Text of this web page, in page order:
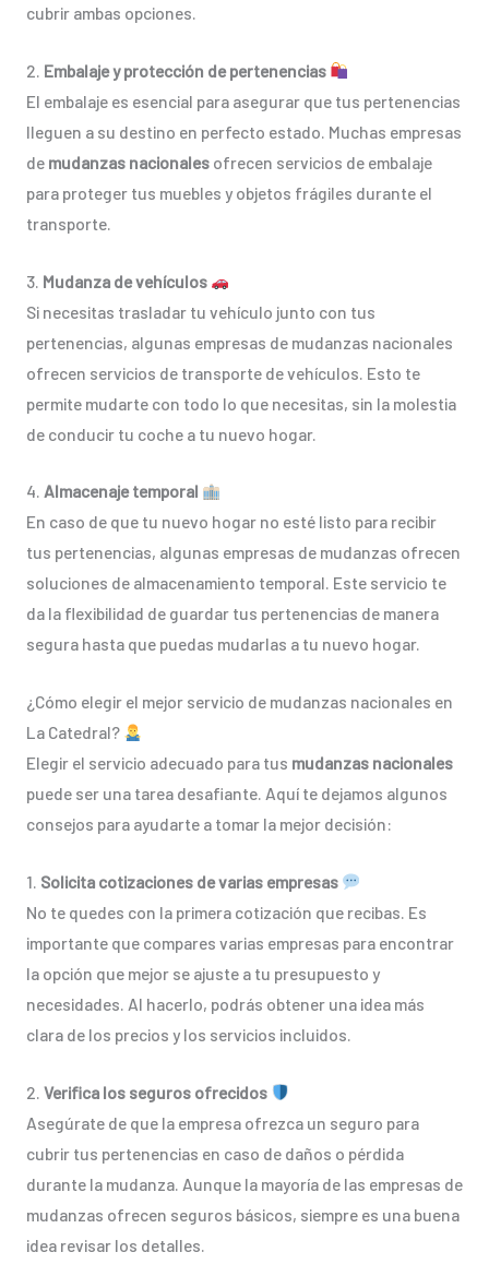
cubrir ambas opciones.
2. Embalaje y protección de pertenencias
El embalaje es esencial para asegurar que tus pertenencias
lleguen a su destino en perfecto estado. Muchas empresas
de mudanzas nacionalesofrecen servicios de embalaje
para proteger tus muebles y objetos frágiles durante el
transporte.
3. Mudanza de vehículos
Si necesitas trasladar tu vehículo junto con tus
pertenencias, algunas empresas de mudanzas nacionales
ofrecen servicios de transporte de vehículos. Esto te
permite mudarte con todo lo que necesitas, sin la molestia
de conducir tu coche a tu nuevo hogar.
4. Almacenaje temporal
En caso de que tu nuevo hogar no esté listo para recibir
tus pertenencias, algunas empresas de mudanzas ofrecen
soluciones de almacenamiento temporal. Este servicio te
da la flexibilidad de guardar tus pertenencias de manera
segura hasta que puedas mudarlas a tu nuevo hogar.
¿Cómo elegir el mejor servicio de mudanzas nacionales en
La Catedral?
Elegir el servicio adecuado para tus mudanzas nacionales
puede ser una tarea desafiante. Aquí te dejamos algunos
consejos para ayudarte a tomar la mejor decisión:
1. Solicita cotizaciones de varias empresas
No te quedes con la primera cotización que recibas. Es
importante que compares varias empresas para encontrar
la opción que mejor se ajuste a tu presupuesto y
necesidades. Al hacerlo, podrás obtener una idea más
clara de los precios y los servicios incluidos.
2. Verifica los seguros ofrecidos
Asegúrate de que la empresa ofrezca un seguro para
cubrir tus pertenencias en caso de daños o pérdida
durante la mudanza. Aunque la mayoría de las empresas de
mudanzas ofrecen seguros básicos, siempre es una buena
idea revisar los detalles.